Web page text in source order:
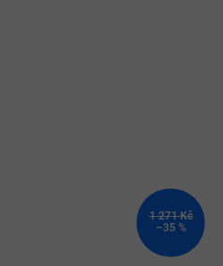
1 271 Kč
–35 %